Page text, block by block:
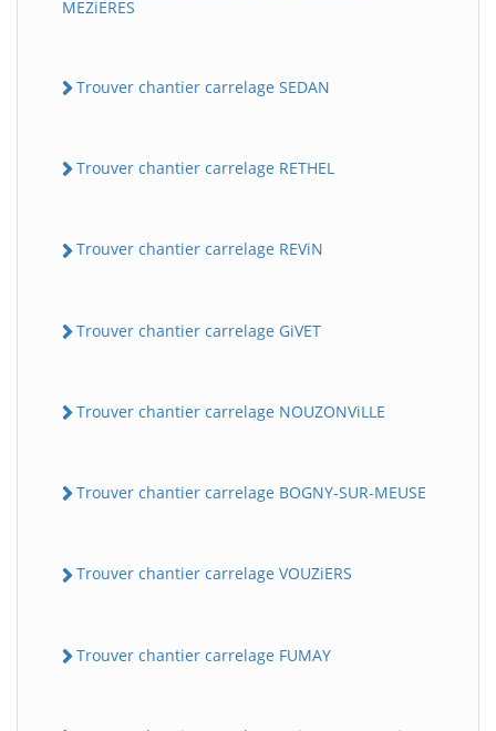
MEZiERES
Trouver chantier carrelage SEDAN
Trouver chantier carrelage RETHEL
Trouver chantier carrelage REViN
Trouver chantier carrelage GiVET
Trouver chantier carrelage NOUZONViLLE
Trouver chantier carrelage BOGNY-SUR-MEUSE
Trouver chantier carrelage VOUZiERS
Trouver chantier carrelage FUMAY